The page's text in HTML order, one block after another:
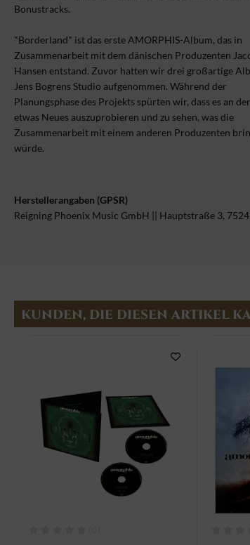
Bonustracks.
"Borderland" ist das erste AMORPHIS-Album, das in
Zusammenarbeit mit dem dänischen Produzenten
Hansen entstand. Zuvor hatten wir drei großartige
Jens Bogrens Studio aufgenommen. Während der
Planungsphase des Projekts spürten wir, dass es an
etwas Neues auszuprobieren und zu sehen, was die
Zusammenarbeit mit einem anderen Produzenten
würde.
Herstellerangaben (GPSR)
Reigning Phoenix Music GmbH || Hauptstraße 3,
KUNDEN, DIE DIESEN ARTIKEL